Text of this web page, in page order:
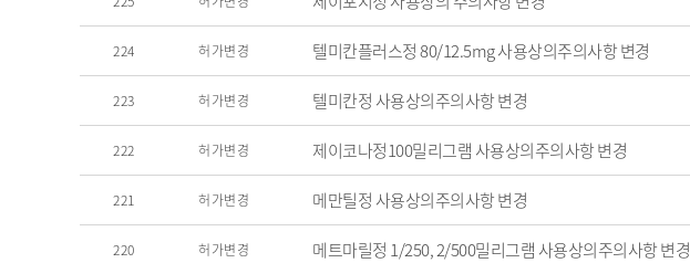
224 허가변경 텔미칸플러스정 80/12.5mg 사용상의주의사항 변경
223 허가변경 텔미칸정 사용상의주의사항 변경
222 허가변경 제이코나정100밀리그램 사용상의주의사항 변경
221 허가변경 메만틸정 사용상의주의사항 변경
220 허가변경 메트마릴정 1/250, 2/500밀리그램 사용상의주의사항 변경